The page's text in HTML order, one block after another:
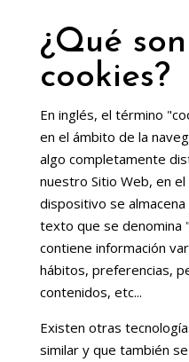
¿Qué
cookies?
En inglés, el término
en el ámbito de la
algo completamente
nuestro Sitio Web, en
dispositivo se
texto que se denomina
contiene información
hábitos, preferencias,
contenidos, etc...
Existen otras
similar y que también